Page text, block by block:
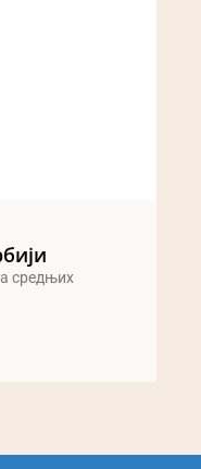
средњих